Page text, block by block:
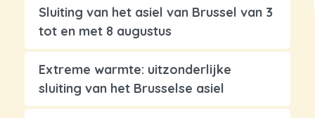
Sluiting van het asiel van Brussel van 3
tot en met 8 augustus
Extreme warmte: uitzonderlijke
sluiting van het Brusselse asiel